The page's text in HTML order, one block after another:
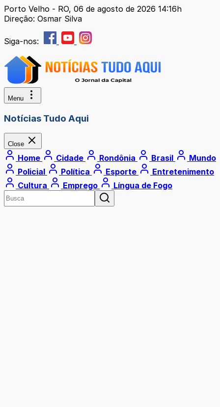
Porto Velho - RO, 06 de agosto de 2026 14:16h
Direção: Osmar Silva
Siga-nos:
Menu
Notícias Tudo Aqui
Close
Home Cidade Rondônia Brasil
Mundo
Policial
Política Esporte
Entretenimento
Cultura
Emprego Língua de Fogo